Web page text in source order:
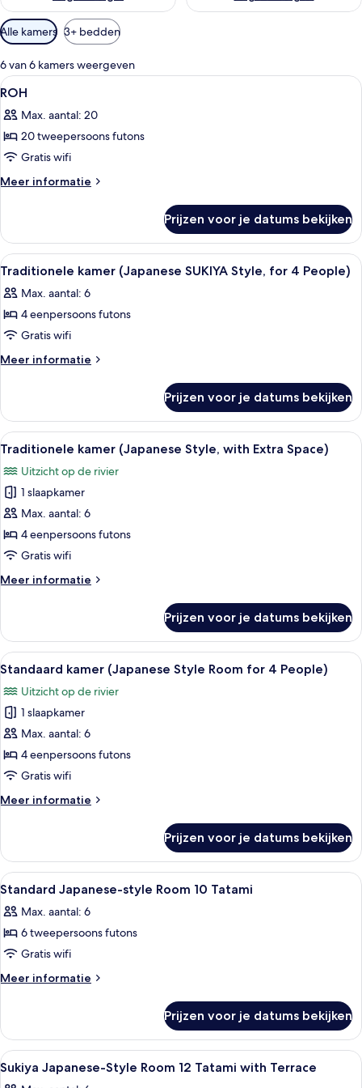
s
Beschikbare
filters
voor
kamers
Alle kamers 3+ bedden
6 van 6 kamers weergeven
Alle
foto's
voor
ROH
laden
Een vergaderzaal met een lange
1
ROH
Max. aantal: 20
20 tweepersoons futons
Gratis wifi
Meer informatie
Meer
Prijzen voor je datums bekijken
Alle
foto's
voor
Traditionele
kamer
(Japanese
for
4
People)
laden
Traditionele kamer (Japanese
1
Traditionele kamer (Japanese SUKIYA Style, for 4 People)
Max. aantal: 6
4 eenpersoons futons
Gratis wifi
Meer informatie
Meer
kamer
(Japanese
SUKIYA
for
4
People)
Prijzen voor je datums bekijken
Alle
foto's
voor
Traditionele
kamer
(Japanese
Style,
Extra
Een traditionele Japanse kamer
1
Traditionele kamer (Japanese Style, with Extra Space)
Uitzicht op de rivier
1 slaapkamer
Max. aantal: 6
4 eenpersoons futons
Gratis wifi
Meer informatie
Meer
kamer
(Japanese
Style,
Extra
Space)
Prijzen voor je datums bekijken
Alle
foto's
voor
Standaard
kamer
(Japanese
Style
for
laden
Een traditionele Japanse kamer
2
Standaard kamer (Japanese Style Room for 4 People)
Uitzicht op de rivier
1 slaapkamer
Max. aantal: 6
4 eenpersoons futons
Gratis wifi
Meer informatie
Meer
kamer
(Japanese
Style
for
4
Prijzen voor je datums bekijken
Alle
foto's
voor
Standard
Japanese-
style
Tatami
laden
Een traditionele Japanse kamer met
1
Standard Japanese-style Room 10 Tatami
Max. aantal: 6
6 tweepersoons futons
Gratis wifi
Meer informatie
Meer
Japanese-
style
Room
Prijzen voor je datums bekijken
Alle
foto's
Een traditionele Japanse kamer
1
Sukiya Japanese-Style Room 12 Tatami with Terrace